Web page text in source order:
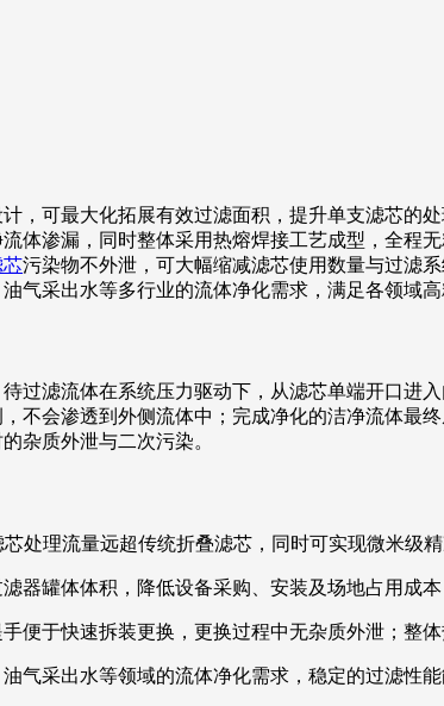
，可最大化拓展有效过滤面积，提升单支滤芯的
体渗漏，同时整体采用热熔焊接工艺成型，全程
芯污染物不外泄，可大幅缩减滤芯使用数量与过滤
气采出水等多行业的流体净化需求，满足各领域高
过滤流体在系统压力驱动下，从滤芯单端开口进
不会渗透到外侧流体中；完成净化的洁净流体最
杂质外泄与二次污染。
处理流量远超传统折叠滤芯，同时可实现微米级
器罐体体积，降低设备采购、安装及场地占用成
便于快速拆装更换，更换过程中无杂质外泄；整
气采出水等领域的流体净化需求，稳定的过滤性